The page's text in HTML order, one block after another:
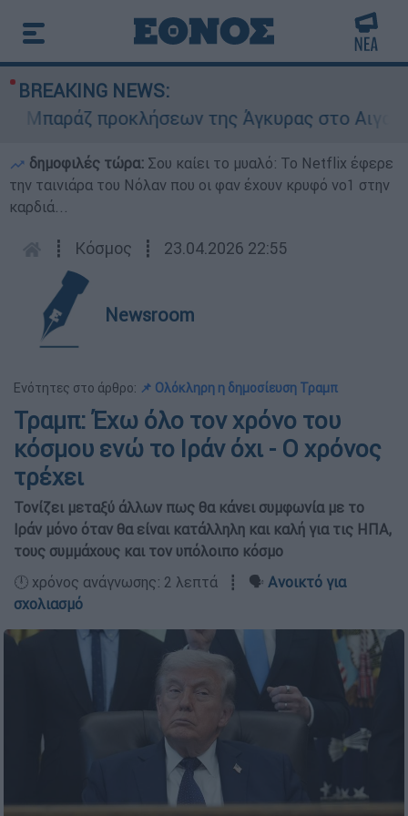
BREAKING NEWS:
Μπαράζ προκλήσεων της Άγκυρας στο Αιγαίο:
δημοφιλές τώρα: Σου καίει το μυαλό: Το Netflix έφερε
την ταινιάρα του Νόλαν που οι φαν έχουν κρυφό νο1 στην
καρδιά...
┋ Κόσμος ┋ 23.04.2026 22:55
Newsroom
Ενότητες στο άρθρο: 📌 Ολόκληρη η δημοσίευση Τραμπ
Τραμπ: Έχω όλο τον χρόνο του
κόσμου ενώ το Ιράν όχι - Ο χρόνος
τρέχει
Τονίζει μεταξύ άλλων πως θα κάνει συμφωνία με το
Ιράν μόνο όταν θα είναι κατάλληλη και καλή για τις ΗΠΑ,
τους συμμάχους και τον υπόλοιπο κόσμο
🕛 χρόνος ανάγνωσης: 2 λεπτά ┋ 🗣️ Ανοικτό για
σχολιασμό